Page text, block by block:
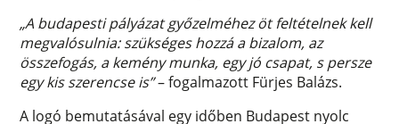
„A budapesti pályázat győzelméhez öt feltételnek kell
megvalósulnia: szükséges hozzá a bizalom, az
összefogás, a kemény munka, egy jó csapat, s persze
egy kis szerencse is”– fogalmazott Fürjes Balázs.
A logó bemutatásával egy időben Budapest nyolc